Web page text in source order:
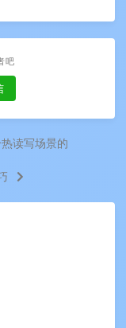
吧
读写场景的